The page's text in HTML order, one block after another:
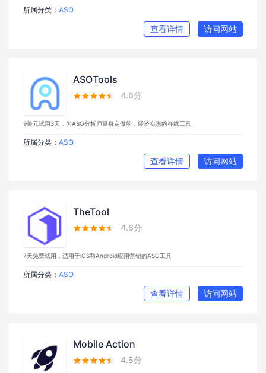
所属分类： ASO
查看详情 访问网站
ASOTools
 4.6分
9美元试用3天，为ASO分析师量身定做的，经济实惠的在线工具
所属分类： ASO
查看详情 访问网站
TheTool
 4.6分
7天免费试用，适用于iOS和Android应用营销的ASO工具
所属分类： ASO
查看详情 访问网站
Mobile Action
 4.8分